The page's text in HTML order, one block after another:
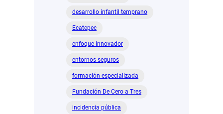
desarrollo infantil temprano
Ecatepec
enfoque innovador
entornos seguros
formación especializada
Fundación De Cero a Tres
incidencia pública